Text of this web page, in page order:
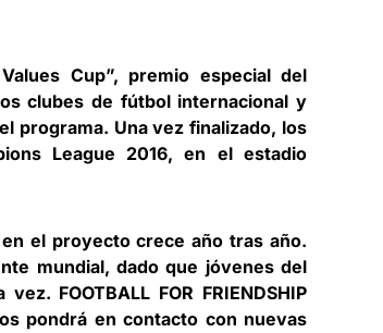
Cup”, premio especial del
clubes de fútbol internacional y
programa. Una vez finalizado, los
League 2016, en el estadio
el proyecto crece año tras año.
mundial, dado que jóvenes del
FOOTBALL FOR FRIENDSHIP
pondrá en contacto con nuevas